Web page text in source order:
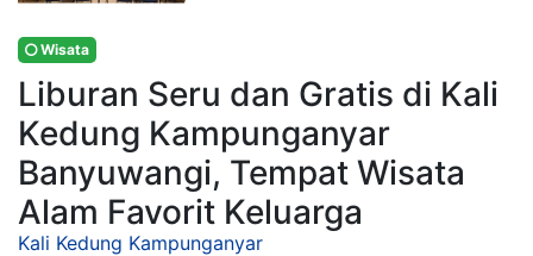
Wisata
Liburan Seru dan Gratis di Kali
Kedung Kampunganyar
Banyuwangi, Tempat Wisata
Alam Favorit Keluarga
Kali Kedung Kampunganyar